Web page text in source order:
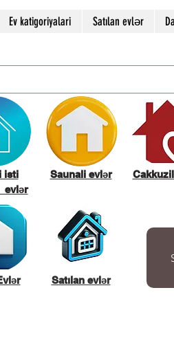
Ev katigoriyalari Satılan evlər
isti
evlər
Saunali evlər
Satılan evlər